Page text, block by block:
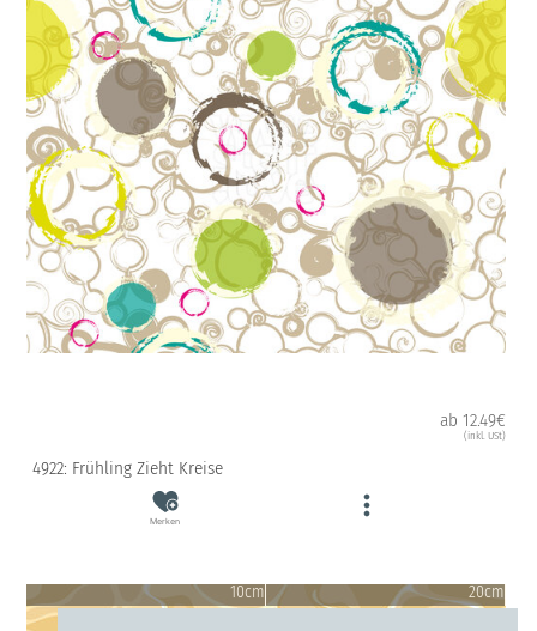
ab 12.49€
(inkl. USt)
4922: Frühling Zieht Kreise
Merken
10cm 20cm